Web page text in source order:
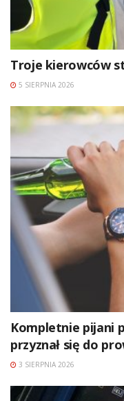
Troje kierowców
5 SIERPNIA 2026
Kompletnie pijani
przyznał się do
3 SIERPNIA 2026